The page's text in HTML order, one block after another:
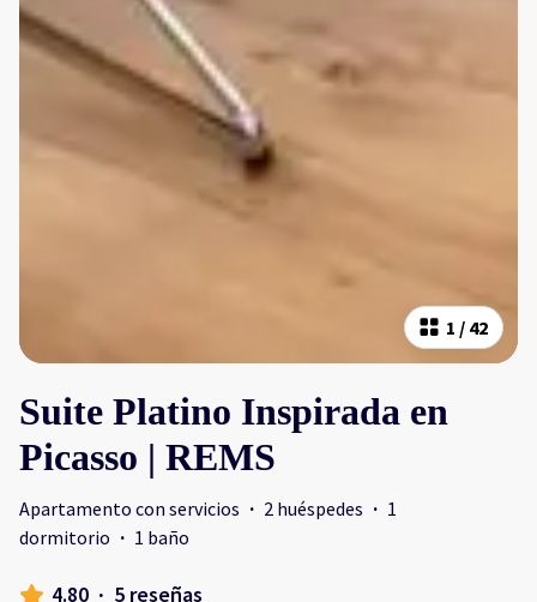
1 / 42
Suite Platino Inspirada en
Picasso | REMS
Apartamento con servicios · 2 huéspedes · 1
dormitorio · 1 baño
4.80 · 5 reseñas